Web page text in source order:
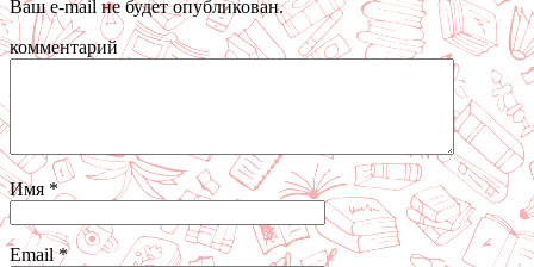
Ваш e-mail не будет опубликован.
комментарий
Имя *
Email*